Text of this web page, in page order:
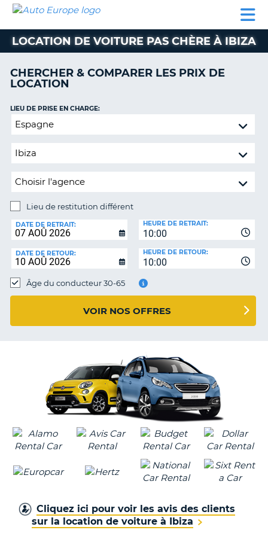
LOCATION
VOITURE
CAMPING-
CAR
CLIENT
AUTO
EUROPE
LOCATION
VOITURE
CAMPING-
CAR
PARTENAIRES
SUPPORT
CLIENT
COMPTE
MA
LOCATION DE VOITURE PAS CHÈRE À IBIZA
CHERCHER & COMPARER LES PRIX DE
LOCATION
Lieu
restitution
LIEU DE PRISE EN CHARGE:
Lieu de restitution différent
DE
RESTITUTION:
DATE DE RETRAIT:
10:00
HEURE DE RETRAIT:
DATE DE RETOUR:
10:00
HEURE DE RETOUR:
Âge du conducteur 30-65
VOIR NOS OFFRES
Cliquez ici pour voir les avis des clients
sur la location de voiture à Ibiza